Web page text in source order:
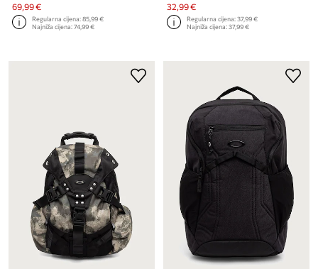
69,99 €
Regularna cijena:85,99 €
Najniža cijena:74,99 €
32,99 €
Regularna cijena:37,99 €
Najniža cijena:37,99 €